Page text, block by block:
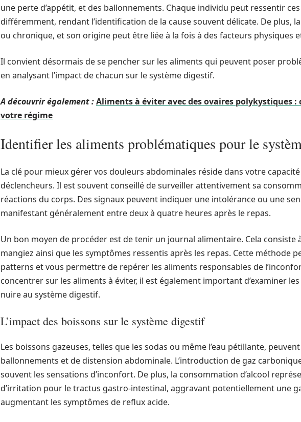
une perte d’appétit, et des ballonnements. Chaque individu peut ressentir
différemment, rendant l’identification de la cause souvent délicate. De plus,
ou chronique, et son origine peut être liée à la fois à des facteurs physiques
Il convient désormais de se pencher sur les aliments qui peuvent poser
en analysant l’impact de chacun sur le système digestif.
A découvrir également :Aliments à éviter avec des ovaires polykystiques
votre régime
Identifier les aliments problématiques pour le
La clé pour mieux gérer vos douleurs abdominales réside dans votre
déclencheurs. Il est souvent conseillé de surveiller attentivement sa
réactions du corps. Des signaux peuvent indiquer une intolérance ou une
manifestant généralement entre deux à quatre heures après le repas.
Un bon moyen de procéder est de tenir un journal alimentaire. Cela consiste
mangiez ainsi que les symptômes ressentis après les repas. Cette méthode
patterns et vous permettre de repérer les aliments responsables de
concentrer sur les aliments à éviter, il est également important d’examiner
nuire au système digestif.
L’impact des boissons sur le système digestif
Les boissons gazeuses, telles que les sodas ou même l’eau pétillante,
ballonnements et de distension abdominale. L’introduction de gaz
souvent les sensations d’inconfort. De plus, la consommation d’alcool
d’irritation pour le tractus gastro-intestinal, aggravant potentiellement une
augmentant les symptômes de reflux acide.